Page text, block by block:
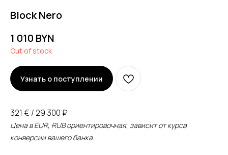
Block Nero
1 010 BYN
Out of stock
Узнать о поступлении
321 € / 29 300 ₽
Цена в EUR, RUB ориентировочная, зависит от курса
конверсии вашего банка.